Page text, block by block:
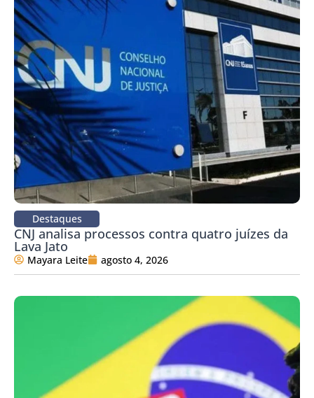
Destaques
CNJ analisa processos contra quatro juízes da
Lava Jato
Mayara Leite agosto 4, 2026